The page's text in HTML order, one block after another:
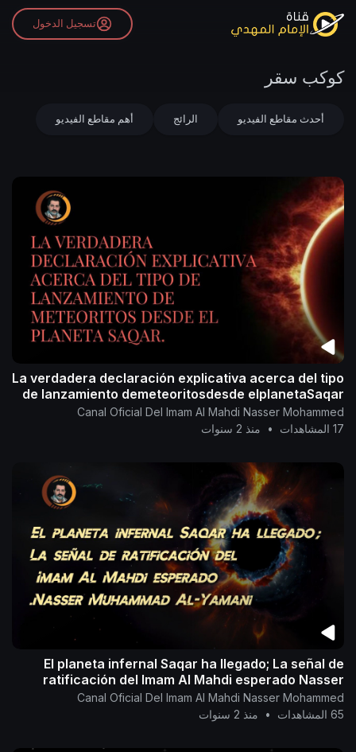
تسجيل الدخول
كوكب سقر
أحدث مقاطع الفيديو الرائج أهم مقاطع الفيديو
La verdadera declaración explicativa acerca del tipo
de lanzamiento demeteoritosdesde elplanetaSaqar
Canal Oficial Del Imam Al Mahdi Nasser Mohammed
17 المشاهدات
• منذ 2 سنوات
El planeta infernal Saqar ha llegado; La señal de
ratificación del Imam Al Mahdi esperado Nasser
Muhammad Al-Yamani.
Canal Oficial Del Imam Al Mahdi Nasser Mohammed
65 المشاهدات
• منذ 2 سنوات